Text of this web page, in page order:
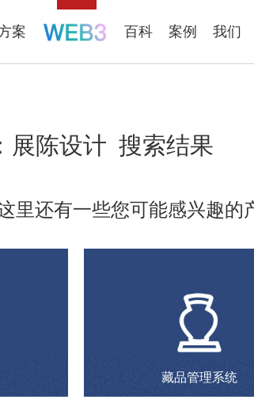
案 百科 案例 我们
展陈设计 搜索结果
里还有一些您可能感兴趣的
藏品管理系统